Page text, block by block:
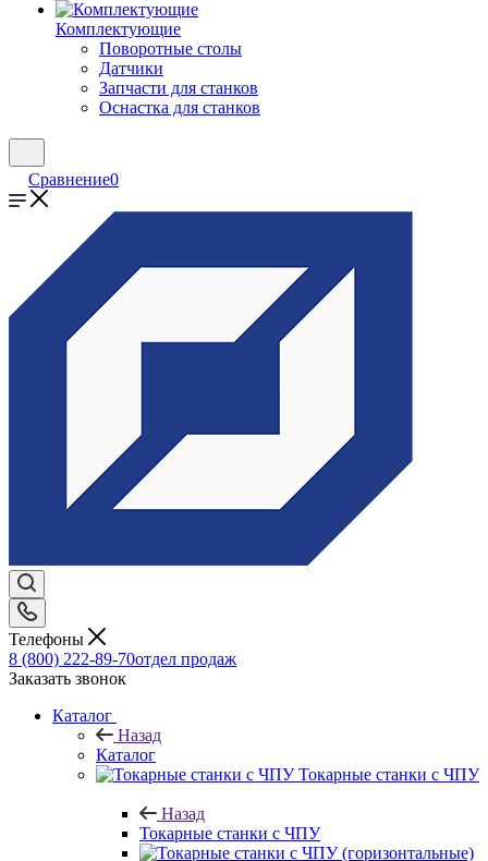
Комплектующие
Поворотные столы
Датчики
Запчасти для станков
Оснастка для станков
Сравнение0
Телефоны
8 (800) 222-89-70отдел продаж
Заказать звонок
Каталог
Назад
Каталог
Токарные станки с ЧПУ
Назад
Токарные станки с ЧПУ